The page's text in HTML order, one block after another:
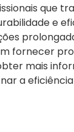
que
e
fornecer
mais
a